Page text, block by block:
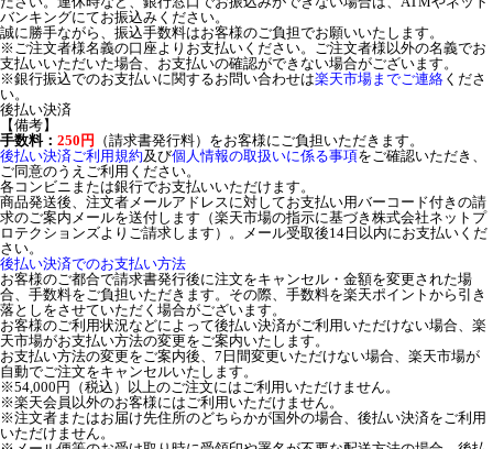
バンキングにてお振込みください。
誠に勝手ながら、振込手数料はお客様のご負担でお願いいたします。
※ご注文者様名義の口座よりお支払いください。ご注文者様以外の名義でお
支払いいただいた場合、お支払いの確認ができない場合がございます。
※銀行振込でのお支払いに関するお問い合わせは楽天市場までご連絡 くださ
い。
後払い決済
【備考】
手数料： 250円 （請求書発行料）をお客様にご負担いただきます。
後払い決済ご利用規約及び個人情報の取扱いに係る事項をご確認いただき、
ご同意のうえご利用ください。
各コンビニまたは銀行でお支払いいただけます。
商品発送後、注文者メールアドレスに対してお支払い用バーコード付きの請
求のご案内メールを送付します（楽天市場の指示に基づき株式会社ネットプ
ロテクションズよりご請求します）。メール受取後14日以内にお支払いくだ
さい。
後払い決済でのお支払い方法
お客様のご都合で請求書発行後に注文をキャンセル・金額を変更された場
合、手数料をご負担いただきます。その際、手数料を楽天ポイントから引き
落としをさせていただく場合がございます。
お客様のご利用状況などによって後払い決済がご利用いただけない場合、楽
天市場がお支払い方法の変更をご案内いたします。
お支払い方法の変更をご案内後、7日間変更いただけない場合、楽天市場が
自動でご注文をキャンセルいたします。
※54,000円（税込）以上のご注文にはご利用いただけません。
※楽天会員以外のお客様にはご利用いただけません。
※注文者またはお届け先住所のどちらかが国外の場合、後払い決済をご利用
いただけません。